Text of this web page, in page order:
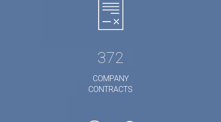
372
COMPANY
CONTRACTS